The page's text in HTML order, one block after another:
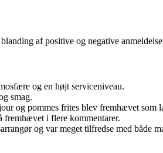
af positive og negative
og en højt serviceniveau.
smag.
og pommes frites blev fremhævet som
fremhævet i flere kommentarer.
og var meget tilfredse med både